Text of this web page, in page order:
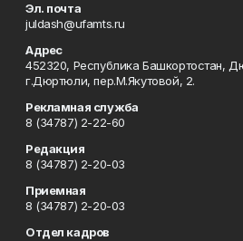
Эл. почта
juldash@ufamts.ru
Адрес
452320, Республика Башкортостан,
г.Дюртюли, пер.М.Якутовой, 2.
Рекламная служба
8 (34787) 2-22-60
Редакция
8 (34787) 2-20-03
Приемная
8 (34787) 2-20-03
Отдел кадров